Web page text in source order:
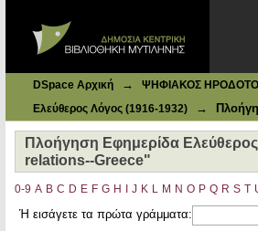
DSpace Αρχική → ΨΗΦΙΑΚΟΣ ΗΡΟΔΟΤΟΣ:
Ελεύθερος Λόγος (1916-1932)
→
Πλοήγηση Εφημερίδα
relations--Greece"
0-9 A B C D E F G H J K L M N O P Q R S T
Ή εισάγετε τα πρώτα γράμματα: